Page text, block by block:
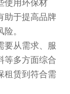
使用环保材
助于提高品牌
。
要从需求、服
等多方面综合
租赁到符合需